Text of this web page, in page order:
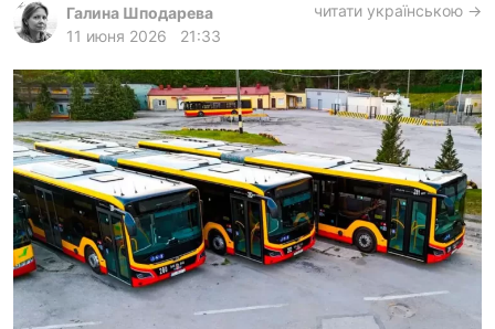
лонгриды
архив
gambling
ua ru en
Галина Шподарева
11 июня 2026
21:33
читати українською →